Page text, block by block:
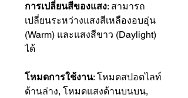
การเปลี่ยนสีของแสง: สามารถ
เปลี่ยนระหว่างแสงสีเหลืองอบอุ่น
(Warm) และแสงสีขาว (Daylight)
ได้
โหมดการใช้งาน: โหมดสปอตไลท์
ด้านล่าง, โหมดแสงด้านบนบน,